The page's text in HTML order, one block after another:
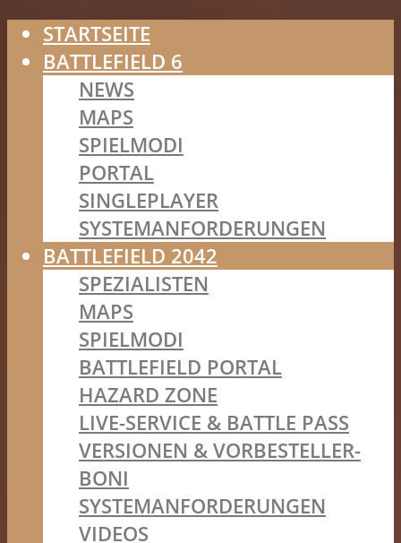
STARTSEITE
BATTLEFIELD 6
NEWS
MAPS
SPIELMODI
PORTAL
SINGLEPLAYER
SYSTEMANFORDERUNGEN
BATTLEFIELD 2042
SPEZIALISTEN
MAPS
SPIELMODI
BATTLEFIELD PORTAL
HAZARD ZONE
LIVE-SERVICE & BATTLE PASS
VERSIONEN & VORBESTELLER-
BONI
SYSTEMANFORDERUNGEN
VIDEOS